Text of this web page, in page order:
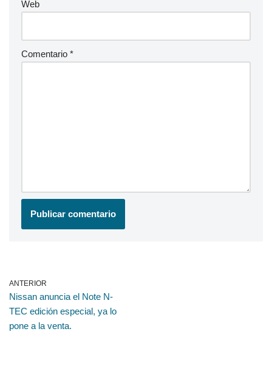
Web
Comentario *
ANTERIOR
Nissan anuncia el Note N-
TEC edición especial, ya lo
pone a la venta.